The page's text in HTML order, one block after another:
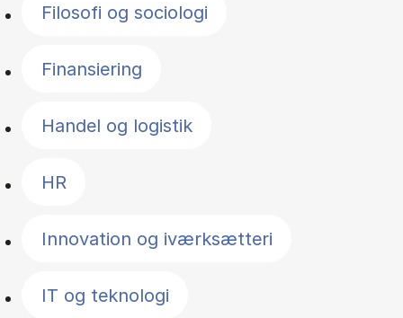
Filosofi og sociologi
Finansiering
Handel og logistik
HR
Innovation og iværksætteri
IT og teknologi